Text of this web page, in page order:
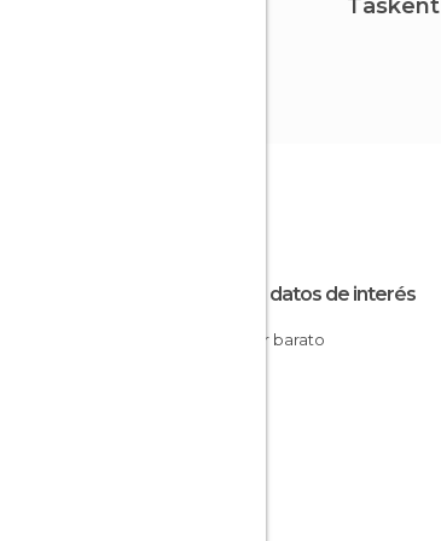
Taskent
Otros datos de interés
Dormir barato